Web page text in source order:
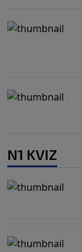
N1 KVIZ